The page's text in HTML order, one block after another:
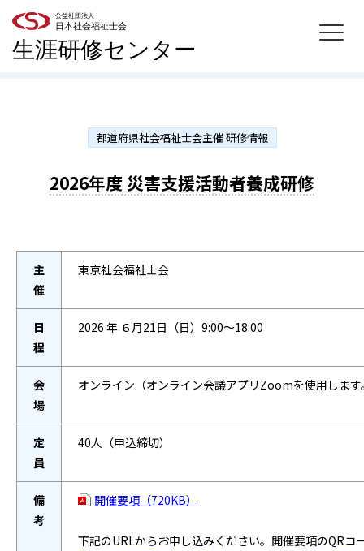
都道府県社会福祉士会主催 研修情報
2026年度 災害支援活動者養成研修
主
催
東京社会福祉士会
日
程
2026 年 ６月21日（日）9:00～18:00
会
場
オンライン（オンライン会議アプリZoomを使用します
定
員
40人（申込締切）
備
考
開催要項 （720KB）
下記のURLからお申し込みください。開催要項のQRコ